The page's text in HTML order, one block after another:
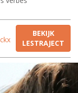
BEKIJK
LESTRAJECT